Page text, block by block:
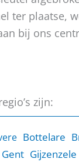
ter plaatse,
bij ons
zijn:
Bottelare
Gent Gijzenzele